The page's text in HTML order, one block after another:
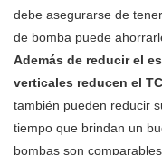
debe asegurarse de
de bomba puede
Además de reducir el
verticales reducen el
también pueden reducir
tiempo que brindan un
bombas son